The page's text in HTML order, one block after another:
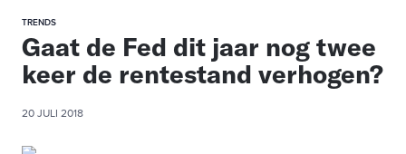
TRENDS
Gaat de Fed dit jaar nog twee
keer de rentestand verhogen?
20 JULI 2018